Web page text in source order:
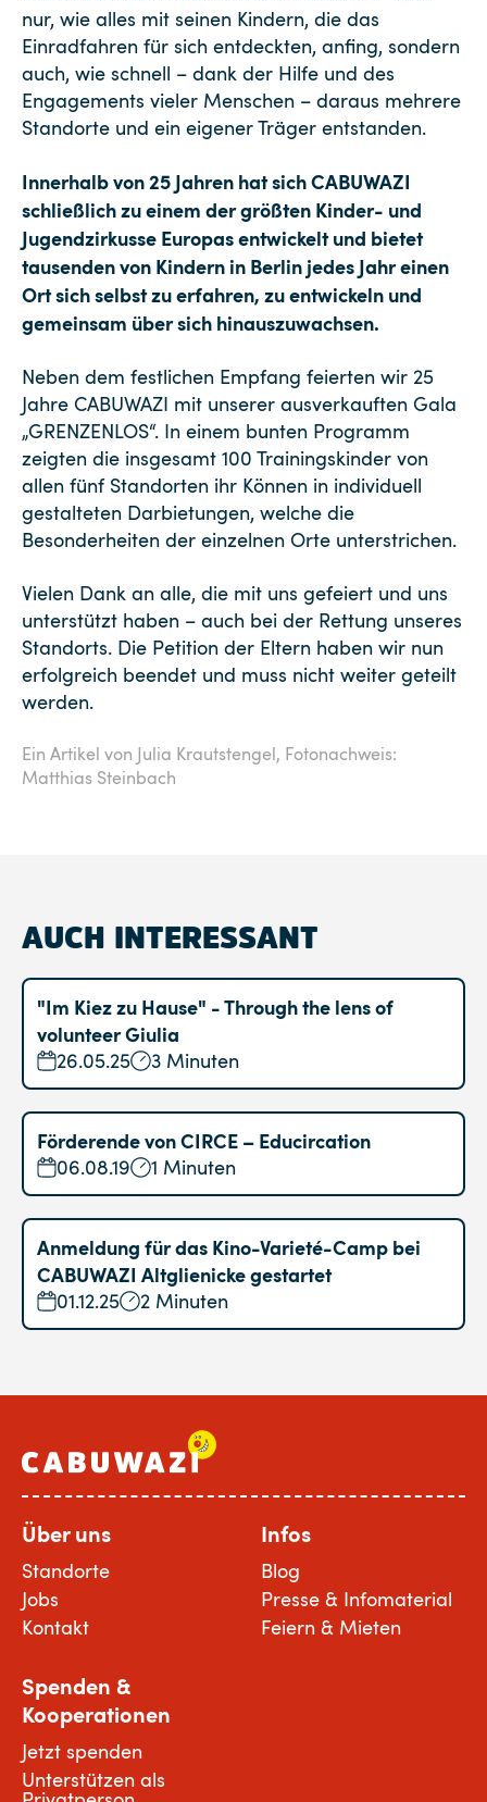
nur, wie alles mit seinen Kindern, die das
Einradfahren für sich entdeckten, anfing, sondern
auch, wie schnell – dank der Hilfe und des
Engagements vieler Menschen – daraus mehrere
Standorte und ein eigener Träger entstanden.
Innerhalb von 25 Jahren hat sich CABUWAZI
schließlich zu einem der größten Kinder- und
Jugendzirkusse Europas entwickelt und bietet
tausenden von Kindern in Berlin jedes Jahr einen
Ort sich selbst zu erfahren, zu entwickeln und
gemeinsam über sich hinauszuwachsen.
Neben dem festlichen Empfang feierten wir 25
Jahre CABUWAZI mit unserer ausverkauften Gala
„GRENZENLOS“. In einem bunten Programm
zeigten die insgesamt 100 Trainingskinder von
allen fünf Standorten ihr Können in individuell
gestalteten Darbietungen, welche die
Besonderheiten der einzelnen Orte unterstrichen.
Vielen Dank an alle, die mit uns gefeiert und uns
unterstützt haben – auch bei der Rettung unseres
Standorts. Die Petition der Eltern haben wir nun
erfolgreich beendet und muss nicht weiter geteilt
werden.
Ein Artikel von Julia Krautstengel, Fotonachweis:
Matthias Steinbach
AUCH INTERESSANT
"Im Kiez zu Hause" - Through the lens of
volunteer Giulia
26.05.25 3 Minuten
Förderende von CIRCE – Educircation
06.08.19 1 Minuten
Anmeldung für das Kino-Varieté-Camp bei
CABUWAZI Altglienicke gestartet
01.12.25 2 Minuten
Über uns
Standorte
Jobs
Kontakt
Infos
Blog
Presse & Infomaterial
Feiern & Mieten
Spenden &
Kooperationen
Jetzt spenden
Unterstützen als